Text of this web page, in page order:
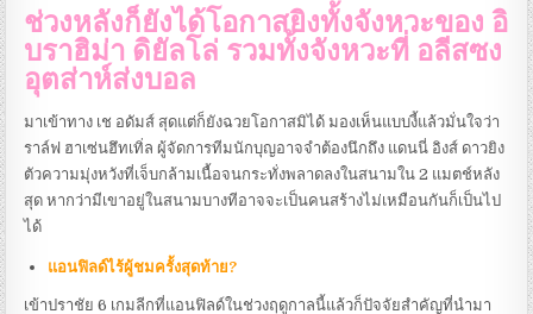
ช่วงหลังก็ยังได้โอกาสยิงทั้งจังหวะของ อิ
บราฮิม่า ดิยัลโล่ รวมทั้งจังหวะที่ อลีสซง
อุตส่าห์ส่งบอล
มาเข้าทาง เช อดัมส์ สุดแต่ก็ยังฉวยโอกาสมิได้ มองเห็นแบบงี้แล้วมั่นใจว่า
ราล์ฟ ฮาเซ่นฮึทเทิ่ล ผู้จัดการทีมนักบุญอาจจำต้องนึกถึง แดนนี่ อิงส์ ดาวยิง
ตัวความมุ่งหวังที่เจ็บกล้ามเนื้อจนกระทั่งพลาดลงในสนามใน 2 แมตช์หลัง
สุด หากว่ามีเขาอยู่ในสนามบางทีอาจจะเป็นคนสร้างไม่เหมือนกันก็เป็นไป
ได้
แอนฟิลด์ไร้ผู้ชมครั้งสุดท้าย?
เข้าปราชัย 6 เกมลีกที่แอนฟิลด์ในช่วงฤดูกาลนี้แล้วก็ปัจจัยสำคัญที่นำมา